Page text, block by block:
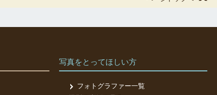
写真をとってほしい方
フォトグラファー一覧